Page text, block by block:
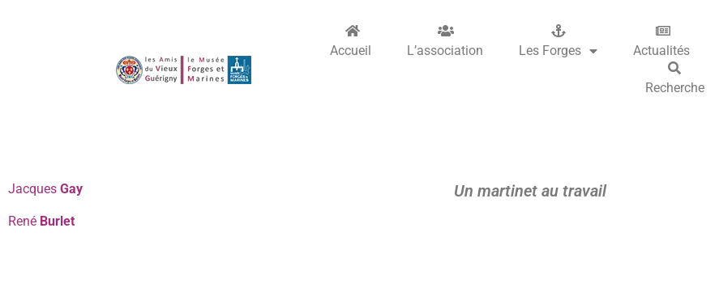
Accueil L’association Les Forges Actualités
Recherche
Jacques Gay
René Burlet
Un martinet au travail